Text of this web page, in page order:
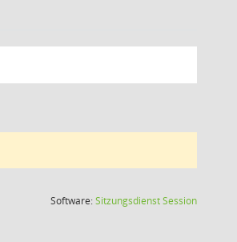
Software:SitzungsdienstSession(Wird in